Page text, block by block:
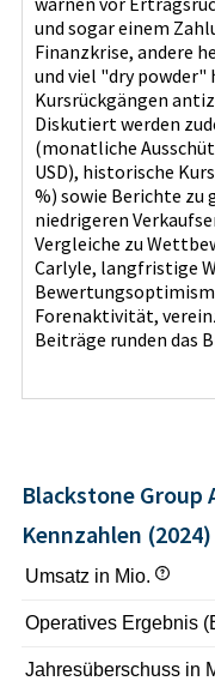
und sogar einem
Finanzkrise, andere
und viel "dry powder"
Kursrückgängen
Diskutiert werden
(monatliche
USD), historische
%) sowie Berichte zu
niedrigeren
Vergleiche zu
Carlyle, langfristige
Forenaktivität,
Beiträge runden das
Blackstone Group
Kennzahlen (2024)
Umsatz in Mio.
Operatives Ergebnis
Jahresüberschuss in